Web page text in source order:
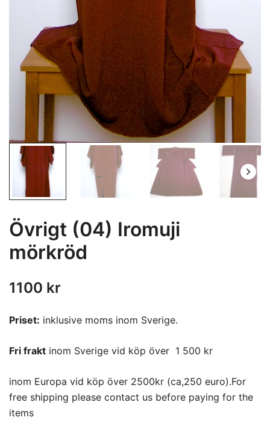
Övrigt (04) Iromuji
mörkröd
1100 kr
Priset: inklusive moms inom Sverige.
Fri frakt inom Sverige vid köp över 1 500 kr
inom Europa vid köp över 2500kr (ca,250 euro).For
free shipping please contact us before paying for the
items